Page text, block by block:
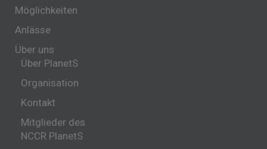
Möglichkeiten
Anlässe
Über uns
Über PlanetS
Organisation
Kontakt
Mitglieder des
NCCR PlanetS